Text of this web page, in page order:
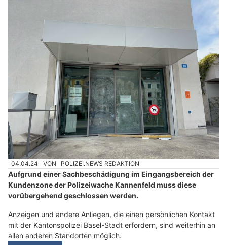
04.04.24 VON POLIZEI.NEWS REDAKTION
Aufgrund einer Sachbeschädigung im Eingangsbereich der
Kundenzone der Polizeiwache Kannenfeld muss diese
vorübergehend geschlossen werden.
Anzeigen und andere Anliegen, die einen persönlichen Kontakt
mit der Kantonspolizei Basel-Stadt erfordern, sind weiterhin an
allen anderen Standorten möglich.